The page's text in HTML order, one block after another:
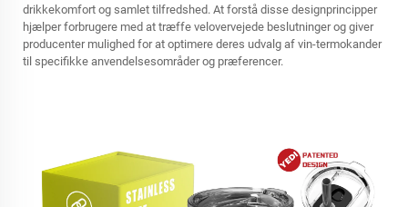
drikkekomfort og samlet tilfredshed. At forstå disse designprincipper
hjælper forbrugere med at træffe velovervejede beslutninger og giver
producenter mulighed for at optimere deres udvalg af vin-termokander
til specifikke anvendelsesområder og præferencer.